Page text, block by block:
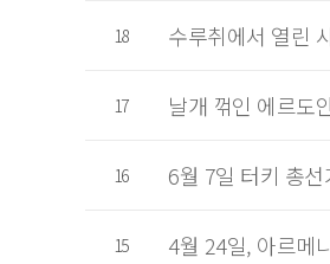
18 수루취에서 열린
17 날개 꺾인 에르도
16 6월 7일 터키 총선
15 4월 24일, 아르메